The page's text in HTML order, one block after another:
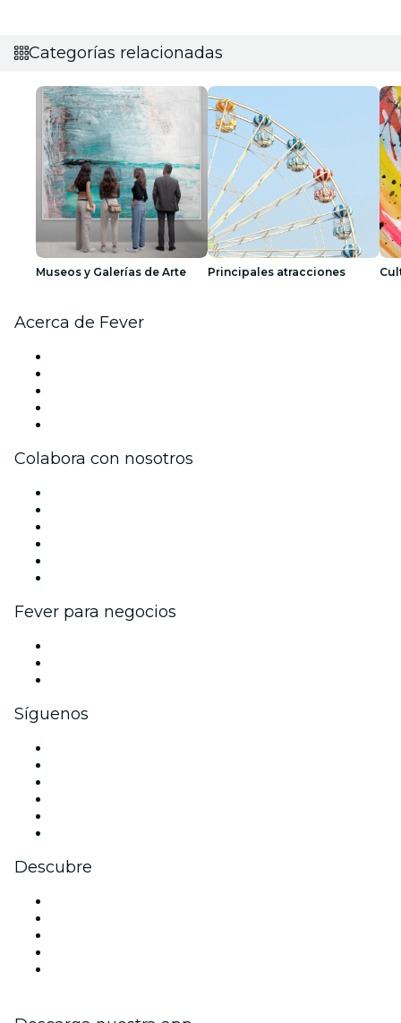
Categorías relacionadas
Museos y Galerías de Arte Principales atracciones
Acerca de Fever
Colabora con nosotros
Fever para negocios
Síguenos
Descubre